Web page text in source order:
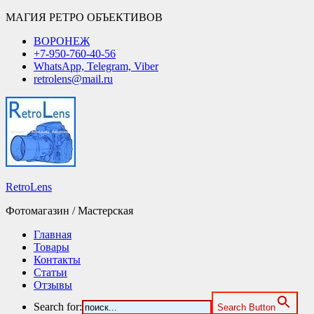
МАГИЯ РЕТРО ОБЪЕКТИВОВ
ВОРОНЕЖ
+7-950-760-40-56
WhatsApp, Telegram, Viber
retrolens@mail.ru
RetroLens
Фотомагазин / Мастерская
Главная
Товары
Контакты
Статьи
Отзывы
Search for:
Search Button